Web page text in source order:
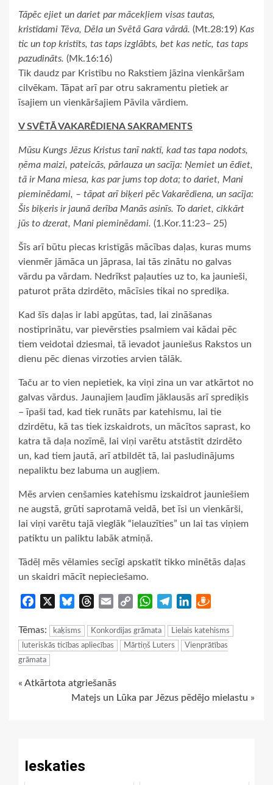
Tāpēc ejiet un dariet par mācekļiem visas tautas,
kristīdami Tēva, Dēla un Svētā Gara vārdā. (Mt.28:19) Kas
tic un top kristīts, tas taps izglābts, bet kas netic, tas taps
pazudināts. (Mk.16:16)
Tik daudz par Kristību no Rakstiem jāzina vienkāršam
cilvēkam. Tāpat arī par otru sakramentu pietiek ar
īsajiem un vienkāršajiem Pāvila vārdiem.
V SVĒTĀ VAKARĒDIENA SAKRAMENTS
Mūsu Kungs Jēzus Kristus tanī naktī, kad tas tapa nodots,
ņēma maizi, pateicās, pārlauza un sacīja: Ņemiet un ēdiet,
tā ir Mana miesa, kas par jums top dota; to dariet, Mani
pieminēdami, – tāpat arī biķeri pēc Vakarēdiena, un sacīja:
Šis biķeris ir jaunā derība Manās asinīs. To dariet, cikkārt
jūs to dzerat, Mani pieminēdami. (1.Kor.11:23– 25)
Šīs arī būtu piecas kristīgās mācības daļas, kuras mums
vienmēr jāmāca un jāprasa, lai tās zinātu no galvas
vārdu pa vārdam. Nedrīkst paļauties uz to, ka jaunieši,
paturot prāta dzirdēto, mācīsies tikai no sprediķa.
Kad šīs daļas ir labi apgūtas, tad, lai zināšanas
nostiprinātu, var pievērsties psalmiem vai kādai pēc
tiem veidotai dziesmai, tā ievadot jauniešus Rakstos un
dienu pēc dienas virzoties arvien tālāk.
Taču ar to vien nepietiek, ka viņi zina un var atkārtot no
galvas vārdus. Jaunajiem ļaudīm jāklausās arī sprediķis
– īpaši tad, kad tiek runāts par katehismu, lai tie
dzirdētu, kā tas tiek izskaidrots, un mācītos saprast, ko
katra tā daļa nozīmē, lai viņi varētu atstāstīt dzirdēto
un, kad tiem jautā, arī atbildēt tā, lai pasludinājums
nepaliktu bez labuma un augļiem.
Mēs arvien cenšamies katehismu izskaidrot jauniešiem
ne augstā, grūti saprotamā veidā, bet īsi un vienkārši,
lai viņi varētu tajā vieglāk “ielauzīties” un lai tas viņiem
patiktu un paliktu labāk atmiņā.
Tādēļ mēs vēlamies secīgi apskatīt tikko minētās daļas
un skaidri mācīt nepieciešamo.
Facebook BlueskyThreads
Email
Copy
WhatsApp
TelegramLinkedIn
Tēmas: kaķisms Konkordijas grāmata
Lielais katehisms
luteriskās ticības apliecības
Mārtiņš Luters
Vienprātības
grāmata
Continue
« Atkārtota atgriešanās
Matejs un Lūka par Jēzus pēdējo mielastu »
Ieskaties